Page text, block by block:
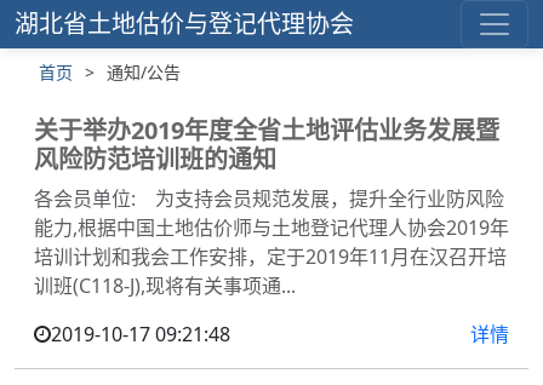
湖北省土地估价与登记代理协会
首页 > 通知/公告
关于举办2019年度全省土地评估业务发展暨
风险防范培训班的通知
各会员单位: 为支持会员规范发展，提升全行业防风险
能力,根据中国土地估价师与土地登记代理人协会2019年
培训计划和我会工作安排，定于2019年11月在汉召开培
训班(C118-J),现将有关事项通...
2019-10-17 09:21:48
详情